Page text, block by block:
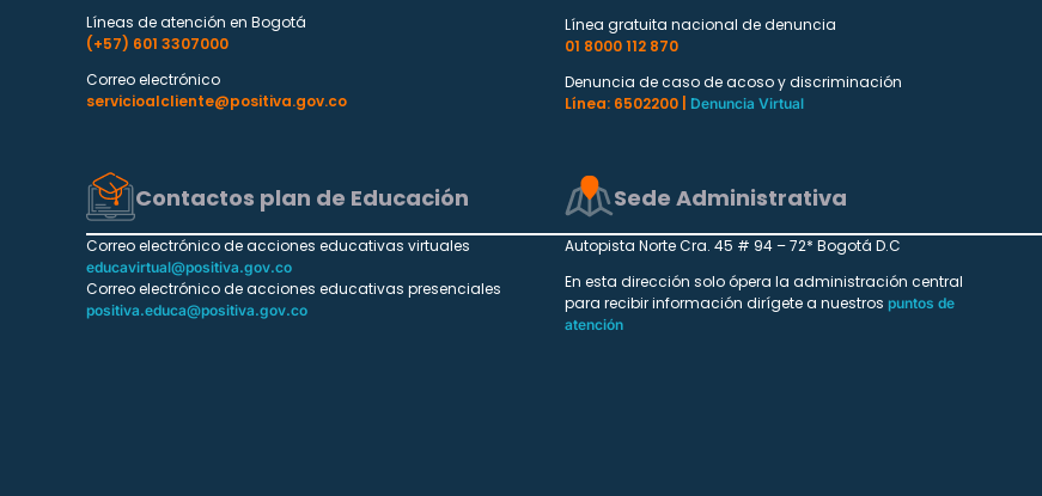
Líneas de atención en Bogotá
(+57) 601 3307000
Correo electrónico
servicioalcliente@positiva.gov.co
Línea gratuita nacional de denuncia
01 8000 112 870
Denuncia de caso de acoso y discriminación
Línea: 6502200 |
Denuncia Virtual
Contactos plan de Educación
Correo electrónico de acciones educativas virtuales
educavirtual@positiva.gov.co
Correo electrónico de acciones educativas presenciales
positiva.educa@positiva.gov.co
Sede Administrativa
Autopista Norte Cra. 45 # 94 – 72* Bogotá D.C
En esta dirección solo ópera la administración central
para recibir información dirígete a nuestros puntos de
atención